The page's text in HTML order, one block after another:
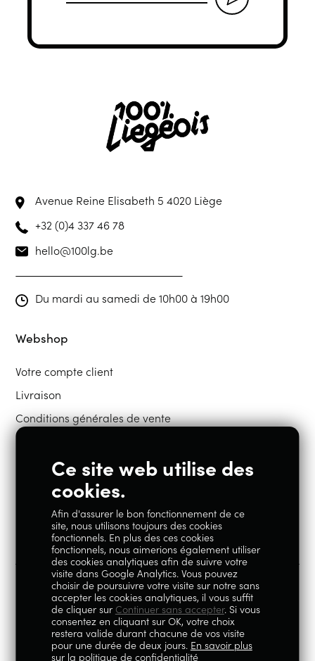
Avenue Reine Elisabeth 54020 Liège
+32 (0)4 337 46 78
hello@100lg.be
Du mardi au samedi de 10h00 à 19h00
Webshop
Votre compte client
Livraison
Conditions générales de vente
Restons en contact
Instagram Facebook
100% Liégeois est un concept de la société Geoby SRL, TVA
BE0759.717.658, sise Avenue Reine Elisabeth 5 à 4020 Liège.
© 2026
Mentions légales | Politique de
Ce site web utilise des
cookies.
Afin d'assurer le bon fonctionnement de ce
site, nous utilisons toujours des cookies
fonctionnels. En plus des ces cookies
fonctionnels, nous aimerions également utiliser
des cookies analytiques afin de suivre votre
visite dans Google Analytics. Vous pouvez
choisir de poursuivre votre visite sur notre sans
accepter les cookies analytiques, il vous suffit
de cliquer sur Continuer sans accepter. Si vous
consentez en cliquant sur OK, votre choix
restera valide durant chacune de vos visite
pour une durée de deux jours. En savoir plus
sur la politique de confidentialité